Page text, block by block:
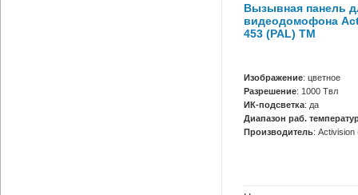
Вызывная панель
видеодомофона
453 (PAL) ТМ
Изображение: цветное
Разрешение: 1000 Твл
ИК-подсветка: да
Диапазон раб.
Производитель: Activision